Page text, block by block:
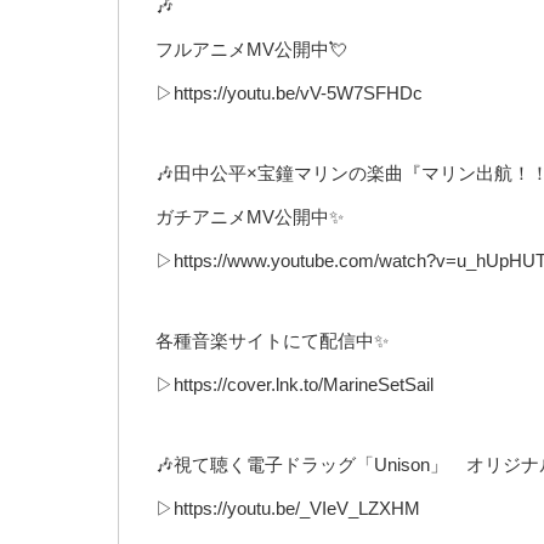
🎶
フルアニメMV公開中💘
▷https://youtu.be/vV-5W7SFHDc
🎶田中公平×宝鐘マリンの楽曲『マリン出航！
ガチアニメMV公開中✨
▷https://www.youtube.com/
各種音楽サイトにて配信中✨
▷https://cover.lnk.to/MarineSetSail
🎶視て聴く電子ドラッグ「Unison」 オリジナ
▷https://youtu.be/_VIeV_LZXHM